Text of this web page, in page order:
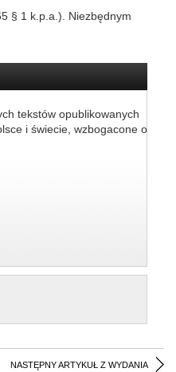
§ 1 k.p.a.). Niezbędnym
tekstów opublikowanych
i świecie, wzbogacone o
NASTĘPNY ARTYKUŁ Z WYDANIA